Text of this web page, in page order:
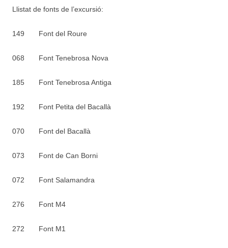
Llistat de fonts de l’excursió:
149 Font del Roure
068 Font Tenebrosa Nova
185 Font Tenebrosa Antiga
192 Font Petita del Bacallà
070 Font del Bacallà
073 Font de Can Borni
072 Font Salamandra
276 Font M4
272 Font M1